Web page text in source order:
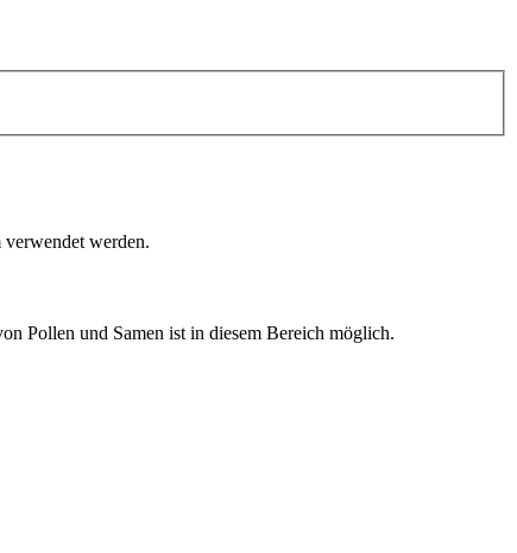
werden.
Pollen und Samen ist in diesem Bereich möglich.